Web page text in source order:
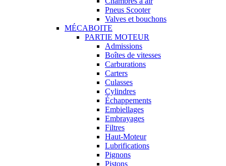
Pneus Scooter
Valves et bouchons
MÉCABOITE
PARTIE MOTEUR
Admissions
Boîtes de vitesses
Carburations
Carters
Culasses
Cylindres
Échappements
Embiellages
Embrayages
Filtres
Haut-Moteur
Lubrifications
Pignons
Pistons